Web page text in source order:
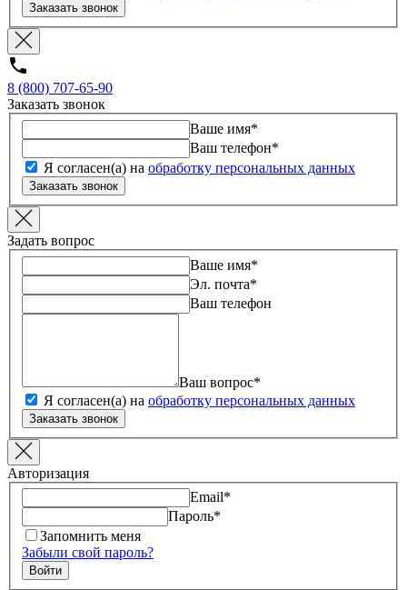
Заказать звонок
8 (800) 707-65-90
Заказать звонок
Ваше имя*
Ваш телефон*
Я согласен(а) на обработку персональных данных
Заказать звонок
Задать вопрос
Ваше имя*
Эл. почта*
Ваш телефон
Ваш вопрос*
Я согласен(а) на обработку персональных данных
Заказать звонок
Авторизация
Email*
Пароль*
Запомнить меня
Забыли свой пароль?
Войти